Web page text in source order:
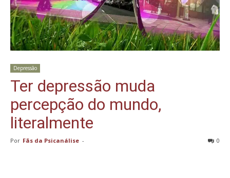
Depressão
Ter depressão muda
percepção do mundo,
literalmente
Por Fãs da Psicanálise - 0